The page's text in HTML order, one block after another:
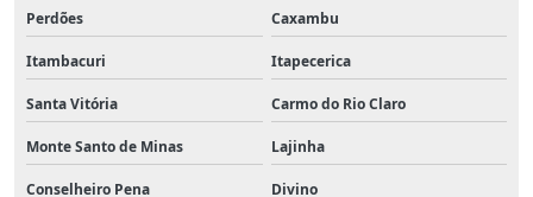
Perdões Caxambu
Itambacuri Itapecerica
Santa Vitória Carmo do Rio Claro
Monte Santo de Minas Lajinha
Conselheiro Pena Divino